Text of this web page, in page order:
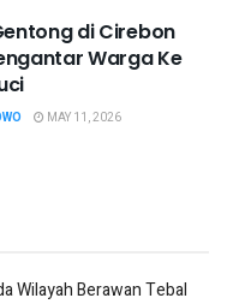
di Cirebon
Warga Ke
MAY 11, 2026
Wilayah Berawan Tebal